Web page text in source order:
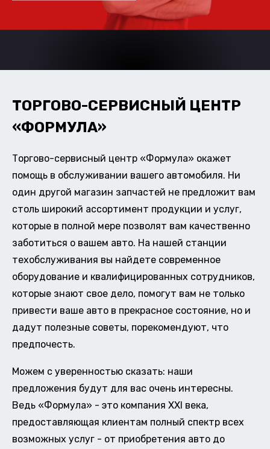
ТОРГОВО-СЕРВИСНЫЙ ЦЕНТР
«ФОРМУЛА»
Торгово-сервисный центр «Формула» окажет
помощь в обслуживании вашего автомобиля. Ни
один другой магазин запчастей не предложит вам
столь широкий ассортимент продукции и услуг,
которые в полной мере позволят вам качественно
заботиться о вашем авто. На нашей станции
техобслуживания вы найдете современное
оборудование и квалифицированных сотрудников,
которые знают свое дело, помогут вам не только
привести ваше авто в прекрасное состояние, но и
дадут полезные советы, порекомендуют, что
предпочесть.
Можем с уверенностью сказать: наши
предложения будут для вас очень интересны.
Ведь «Формула» - это компания XXI века,
предоставляющая клиентам полный спектр всех
возможных услуг - от приобретения авто до